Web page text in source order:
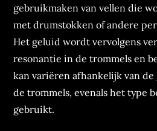
gebruikmaken van vellen die
met drumstokken of andere
Het geluid wordt vervolgens
resonantie in de trommels en
kan variëren afhankelijk van
de trommels, evenals het type
gebruikt.